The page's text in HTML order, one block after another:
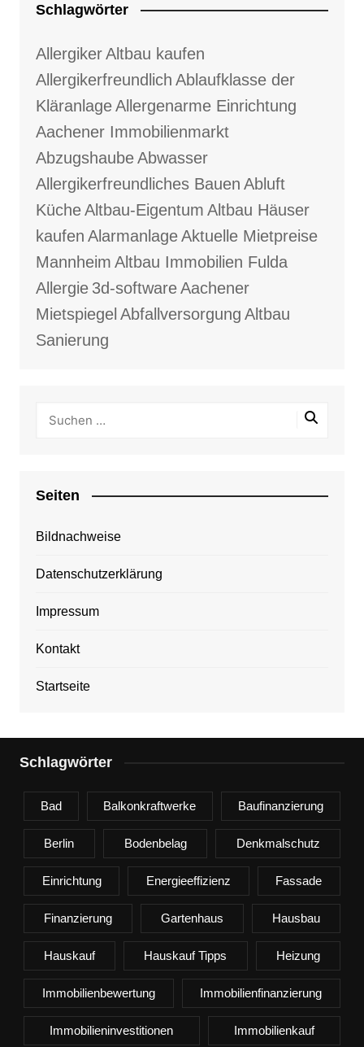
Schlagwörter
AllergikerAltbau kaufen
Allergikerfreundlich Ablaufklasse der
KläranlageAllergenarme Einrichtung
Aachener Immobilienmarkt
AbzugshaubeAbwasser
Allergikerfreundliches Bauen Abluft
KücheAltbau-Eigentum Altbau Häuser
kaufen AlarmanlageAktuelle Mietpreise
Mannheim Altbau Immobilien Fulda
Allergie 3d-softwareAachener
Mietspiegel Abfallversorgung Altbau
Sanierung
Seiten
Bildnachweise
Datenschutzerklärung
Impressum
Kontakt
Startseite
Schlagwörter
Bad Balkonkraftwerke Baufinanzierung
Berlin Bodenbelag Denkmalschutz
Einrichtung Energieeffizienz Fassade
Finanzierung Gartenhaus Hausbau
Hauskauf Hauskauf Tipps Heizung
Immobilienbewertung Immobilienfinanzierung
Immobilieninvestitionen Immobilienkauf